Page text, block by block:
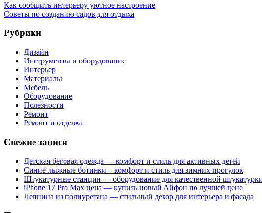
Как сообщить интерьеру уютное настроение
Советы по созданию садов для отдыха
Рубрики
Дизайн
Инструменты и оборудование
Интерьер
Материалы
Мебель
Оборудование
Полезности
Ремонт
Ремонт и отделка
Свежие записи
Детская беговая одежда — комфорт и стиль для активных детей
Синие лыжные ботинки – комфорт и стиль для зимних прогулок
Штукатурные станции — оборудование для качественной
iPhone 17 Pro Max цена — купить новый Айфон по лучшей цене
Лепнина из полиуретана — стильный декор для интерьера и фасада